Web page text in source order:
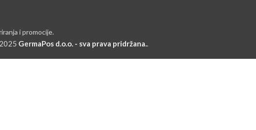
i promocije.
2025 GermaPos d.o.o. - sva prava pridržana..